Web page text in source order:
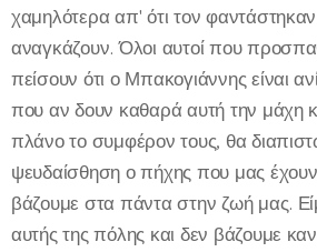
χαμηλότερα απ' ότι τον φαντάστηκαν
αναγκάζουν. Όλοι αυτοί που
πείσουν ότι ο Μπακογιάννης είναι
που αν δουν καθαρά αυτή την μάχη
πλάνο το συμφέρον τους, θα
ψευδαίσθηση ο πήχης που μας
βάζουμε στα πάντα στην ζωή μας.
αυτής της πόλης και δεν βάζουμε